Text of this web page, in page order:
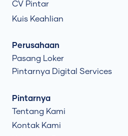
CV Pintar
Kuis Keahlian
Perusahaan
Pasang Loker
Pintarnya Digital Services
Pintarnya
Tentang Kami
Kontak Kami